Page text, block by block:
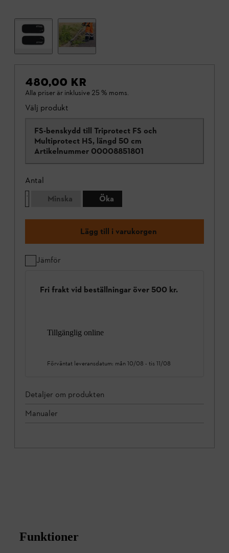
480,00 KR
Alla priser är inklusive 25 % moms.
Välj produkt
FS-benskydd till Triprotect FS och
Multiprotect HS, längd 50 cm
Artikelnummer 00008851801
Antal
Minska
Öka
Lägg till i varukorgen
Jämför
Fri frakt vid beställningar över 500 kr.
Tillgänglig online
Förväntat leveransdatum: mån 10/08 - tis 11/08
Detaljer om produkten
Manualer
Funktioner